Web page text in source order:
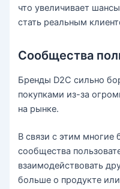
что увеличивает
стать реальным
Сообщества
Бренды D2C сильно
покупками из-за
на рынке.
В связи с этим многие
сообщества
взаимодействовать
больше о продукте